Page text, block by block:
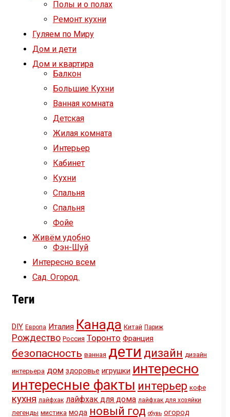
Полы и о полах
Ремонт кухни
Гуляем по Миру
Дом и дети
Дом и квартира
Балкон
Большие Кухни
Ванная комната
Детская
Жилая комната
Интерьер
Кабинет
Кухни
Спальня
Спальня
Фойе
Живём удобно
Фэн-Шуй
Интересно всем
Сад. Огород.
Теги
DIY Европа Италия Канада Китай Париж
Рождество Россия Торонто Франция
безопасность ванная дети дизайн дизайн
интерьера дом здоровье игрушки интересно
интересные факты интерьер кофе
кухня лайфхак лайфхак для дома лайфхак для хозяйки
легенды мистика мода новый год обувь огород